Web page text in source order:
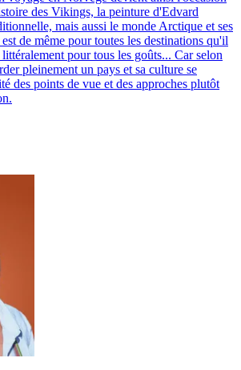
des Vikings, la peinture d'Edvard
mais aussi le monde Arctique et ses
de même pour toutes les destinations qu'il
pour tous les goûts... Car selon
pleinement un pays et sa culture se
des points de vue et des approches plutôt